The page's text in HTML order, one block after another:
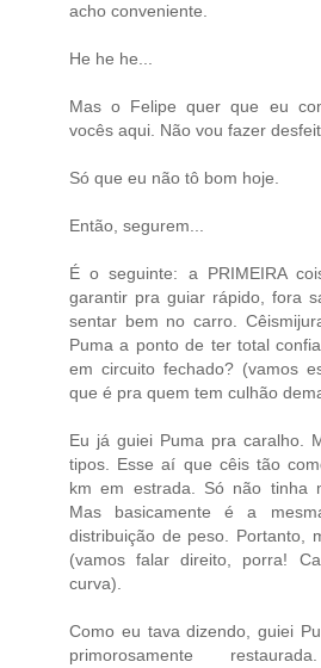
acho conveniente.
He he he...
Mas o Felipe quer que eu
vocês aqui. Não vou fazer
Só que eu não tô bom hoje.
Então, segurem...
É o seguinte: a PRIMEIRA
garantir pra guiar rápido, fora
sentar bem no carro.
Puma a ponto de ter total
em circuito fechado? (vamos
que é pra quem tem culhão
Eu já guiei Puma pra caralho.
tipos. Esse aí que cêis tão
km em estrada. Só não tinha
Mas basicamente é a
distribuição de peso. Portanto,
(vamos falar direito, porra!
curva).
Como eu tava dizendo, guiei
primorosamente